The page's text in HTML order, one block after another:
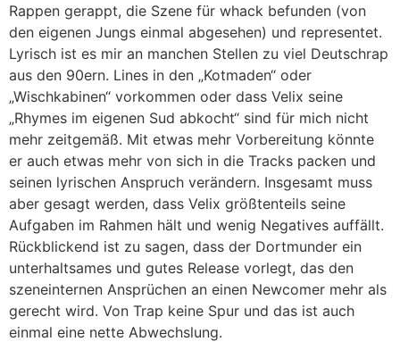
Rappen gerappt, die Szene für whack befunden (von
den eigenen Jungs einmal abgesehen) und representet.
Lyrisch ist es mir an manchen Stellen zu viel Deutschrap
aus den 90ern. Lines in den „Kotmaden“ oder
„Wischkabinen“ vorkommen oder dass Velix seine
„Rhymes im eigenen Sud abkocht“ sind für mich nicht
mehr zeitgemäß. Mit etwas mehr Vorbereitung könnte
er auch etwas mehr von sich in die Tracks packen und
seinen lyrischen Anspruch verändern. Insgesamt muss
aber gesagt werden, dass Velix größtenteils seine
Aufgaben im Rahmen hält und wenig Negatives auffällt.
Rückblickend ist zu sagen, dass der Dortmunder ein
unterhaltsames und gutes Release vorlegt, das den
szeneinternen Ansprüchen an einen Newcomer mehr als
gerecht wird. Von Trap keine Spur und das ist auch
einmal eine nette Abwechslung.